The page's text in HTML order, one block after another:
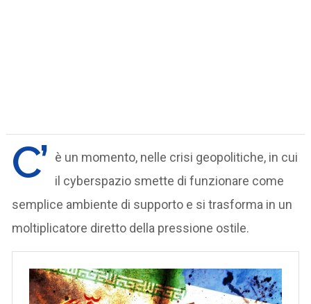
C’ è un momento, nelle crisi geopolitiche, in cui
il cyberspazio smette di funzionare come
semplice ambiente di supporto e si trasforma in un
moltiplicatore diretto della pressione ostile.